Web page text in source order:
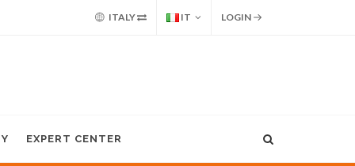
ITALY IT LOGIN
EXPERT CENTER